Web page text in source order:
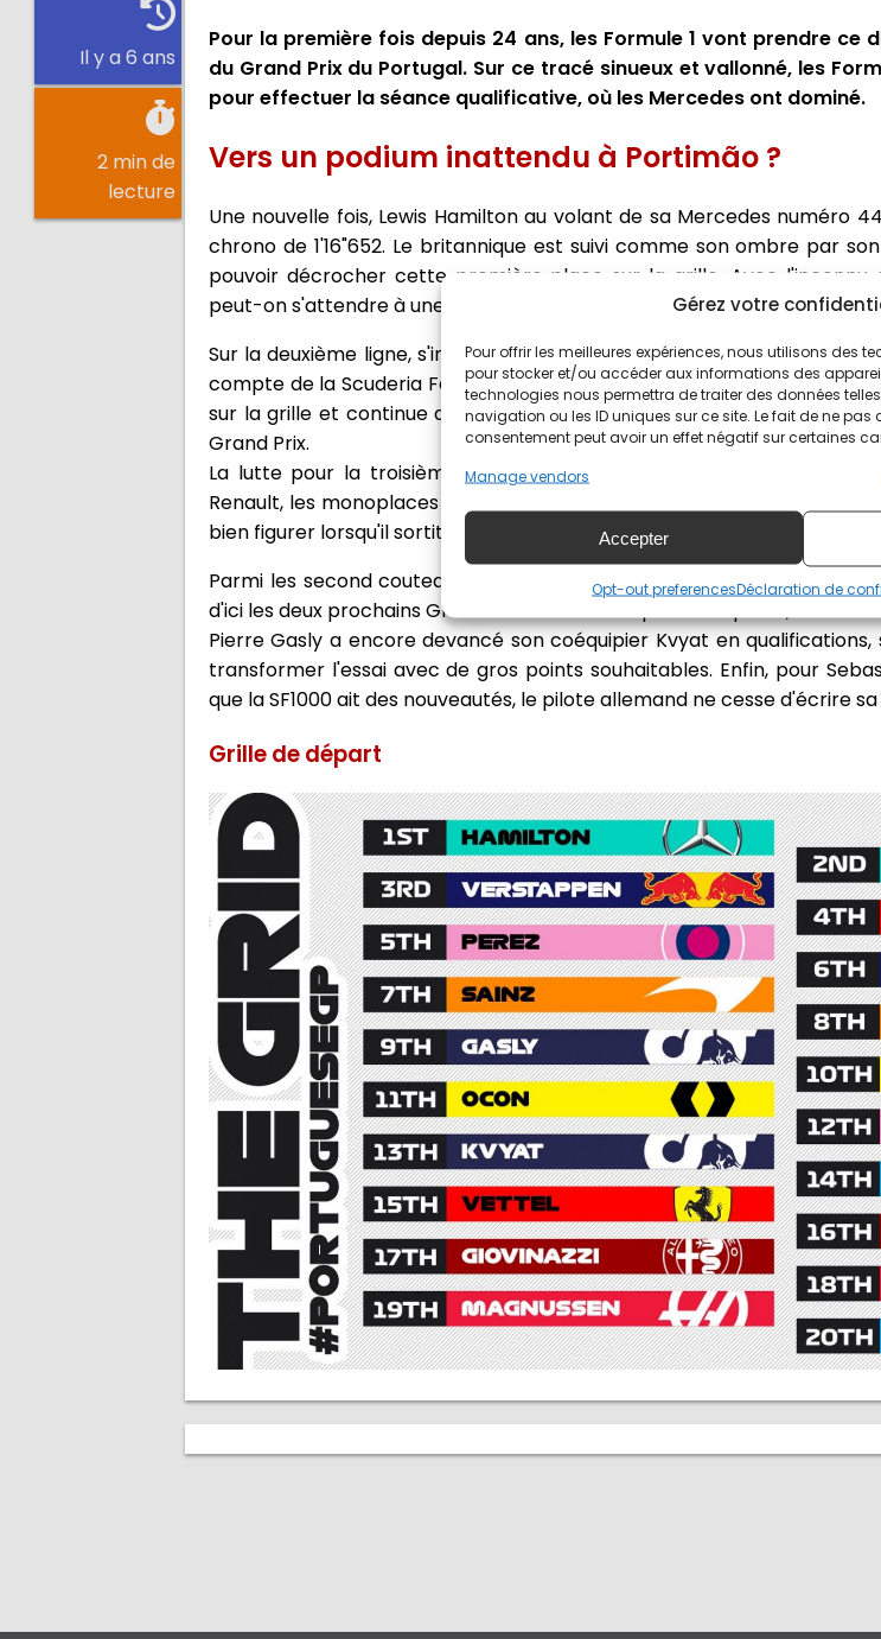
Gérez votre
Pour offrir les meilleures expériences, nous utilisons des
pour stocker et/ou accéder aux informations des
technologies nous permettra de traiter des données
navigation ou les ID uniques sur ce site. Le fait de ne pas
consentement peut avoir un effet négatif sur certaines
Manage vendors
Accepter
Opt-out preferencesDéclaration de
Il y a 6 ans
2 min de
lecture
Pour la première fois depuis 24 ans, les Formule 1 vont prendre
du Grand Prix du Portugal. Sur ce tracé sinueux et vallonné, les
pour effectuer la séance qualificative, où les Mercedes ont dominé.
Vers un podium inattendu à Portimão ?
Une nouvelle fois, Lewis Hamilton au volant de sa Mercedes numéro
chrono de 1'16"652. Le britannique est suivi comme son ombre par
pouvoir décrocher cette première place sur la grille. Avec
peut-on s'attendre à une hiérarchie différente à l'issue du premier tour
Sur la deuxième ligne, s'invitent Max Verstappen et Charles Leclerc,
compte de la Scuderia Ferrari. Alors qu'il est toujours sans volant pour
sur la grille et continue de mettre à l'amende son coéquipier Lance
Grand Prix.
La lutte pour la troisième place des constructeurs se poursuivra
Renault, les monoplaces oranges étant aux 7e et 8e positions, alors
bien figurer lorsqu'il sortit de la piste en Q2, les réparations
Parmi les second couteaux, Alex Albon est sous surveillance avec un
d'ici les deux prochains Grands Prix. Partant depuis la 6e place, il lui est
Pierre Gasly a encore devancé son coéquipier Kvyat en
transformer l'essai avec de gros points souhaitables. Enfin, pour
que la SF1000 ait des nouveautés, le pilote allemand ne cesse d'écrire sa
Grille de départ